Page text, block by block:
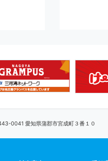
0041 愛知県蒲郡市宮成町３番１０